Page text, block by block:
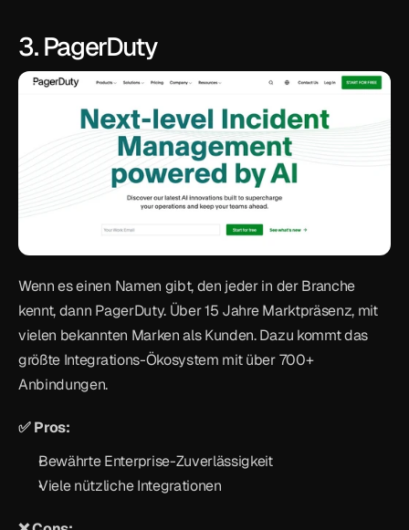
3. PagerDuty
Wenn es einen Namen gibt, den jeder in der Branche
kennt, dann PagerDuty. Über 15 Jahre Marktpräsenz, mit
vielen bekannten Marken als Kunden. Dazu kommt das
größte Integrations-Ökosystem mit über 700+
Anbindungen.
✅ Pros:
Bewährte Enterprise-Zuverlässigkeit
Viele nützliche Integrationen